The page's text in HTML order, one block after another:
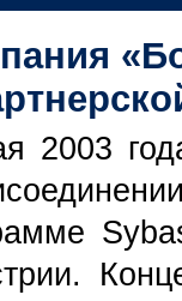
2003